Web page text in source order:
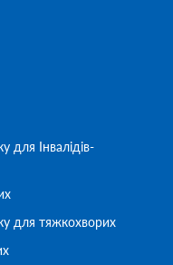
для Інвалідів-
для тяжкохворих